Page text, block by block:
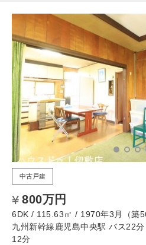
中古戸建
800万円
6DK / 115.63㎡ / 1970年3月（築
九州新幹線鹿児島中央駅 バス22
12分